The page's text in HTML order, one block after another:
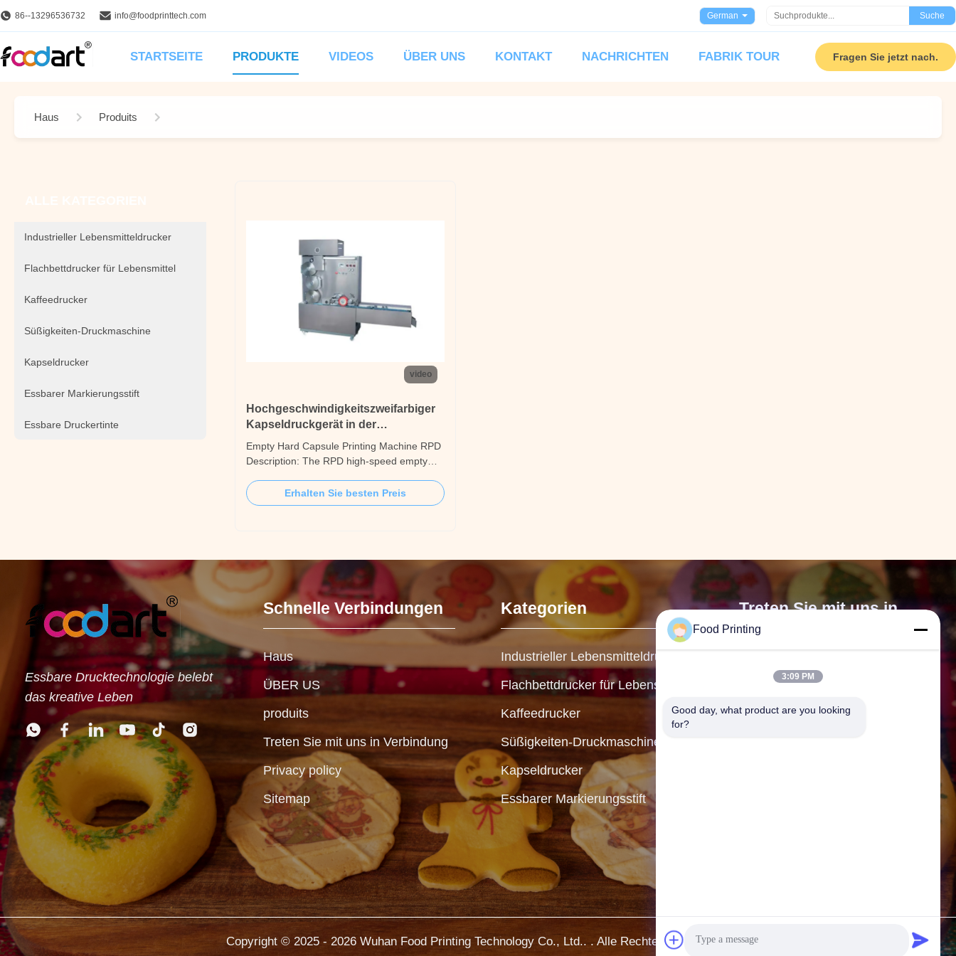
86--13296536732 info@foodprinttech.com German Suche
STARTSEITE PRODUKTE VIDEOS ÜBER UNS KONTAKT NACHRICHTEN FABRIK TOUR Fragen Sie jetzt nach.
Haus Produits
Industrieller Lebensmitteldrucker
Flachbettdrucker für Lebensmittel
Kaffeedrucker
Süßigkeiten-Druckmaschine
Kapseldrucker
Essbarer Markierungsstift
Essbare Druckertinte
video
Hochgeschwindigkeitszweifarbiger
Kapseldruckgerät in der
Pharmaindustrie
Empty Hard Capsule Printing Machine RPD
Description: The RPD high-speed empty
printing machine, which mainly used for
empty capsule and pharmaceutical
Erhalten Sie besten Preis
Essbare Drucktechnologie belebt
das kreative Leben
Schnelle Verbindungen
Haus
ÜBER US
produits
Treten Sie mit uns in Verbindung
Privacy policy
Sitemap
Kategorien
Industrieller Lebensmitteldrucker
Flachbettdrucker für Lebensmittel
Kaffeedrucker
Süßigkeiten-Druckmaschine
Kapseldrucker
Essbarer Markierungsstift
Treten Sie mit uns in
Verbindung
Adresse: F19, Bldg. 9 Guanggu
Copyright © 2025 - 2026 Wuhan Food Printing Technology Co., Ltd.. . Alle Rechte vorbehalten..
Food Printing
3:09 PM
Good day, what product are you looking
for?